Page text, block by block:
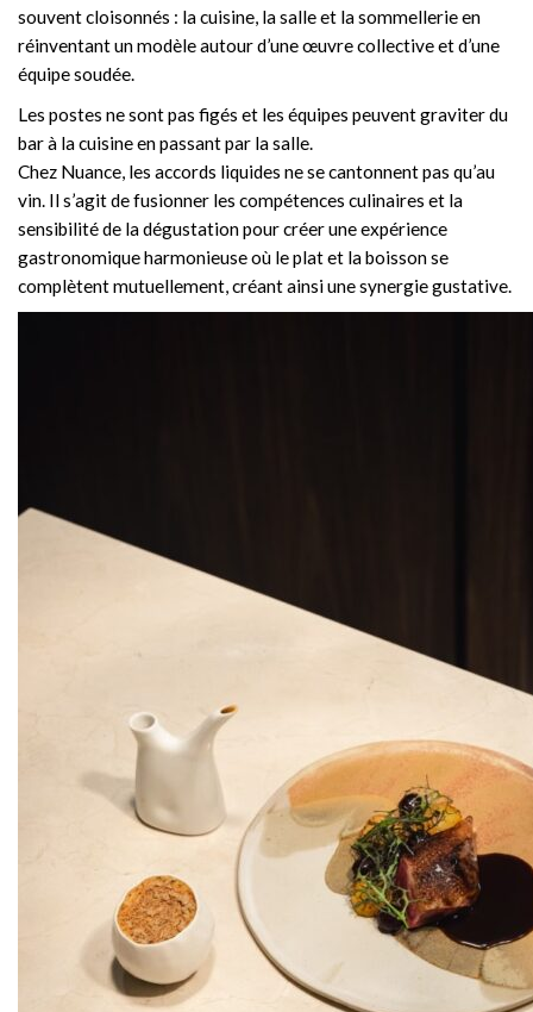
souvent cloisonnés : la cuisine, la salle et la sommellerie en
réinventant un modèle autour d’une œuvre collective et d’une
équipe soudée.
Les postes ne sont pas figés et les équipes peuvent graviter du
bar à la cuisine en passant par la salle.
Chez Nuance, les accords liquides ne se cantonnent pas qu’au
vin. Il s’agit de fusionner les compétences culinaires et la
sensibilité de la dégustation pour créer une expérience
gastronomique harmonieuse où le plat et la boisson se
complètent mutuellement, créant ainsi une synergie gustative.